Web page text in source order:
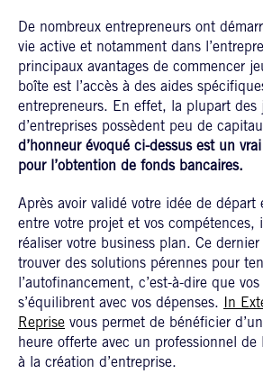
De nombreux entrepreneurs ont
vie active et notamment dans
principaux avantages de commencer
boîte est l’accès à des aides
entrepreneurs. En effet, la plupart des
d’entreprises possèdent peu de
d’honneur évoqué ci-dessus est un
pour l’obtention de fonds bancaires.
Après avoir validé votre idée de départ
entre votre projet et vos compétences,
réaliser votre business plan. Ce
trouver des solutions pérennes pour
l’autofinancement, c’est-à-dire que
s’équilibrent avec vos dépenses.
In
Reprise vous permet de bénéficier
heure offerte avec un professionnel de
à la création d’entreprise.